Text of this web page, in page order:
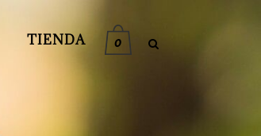
0
TIENDA